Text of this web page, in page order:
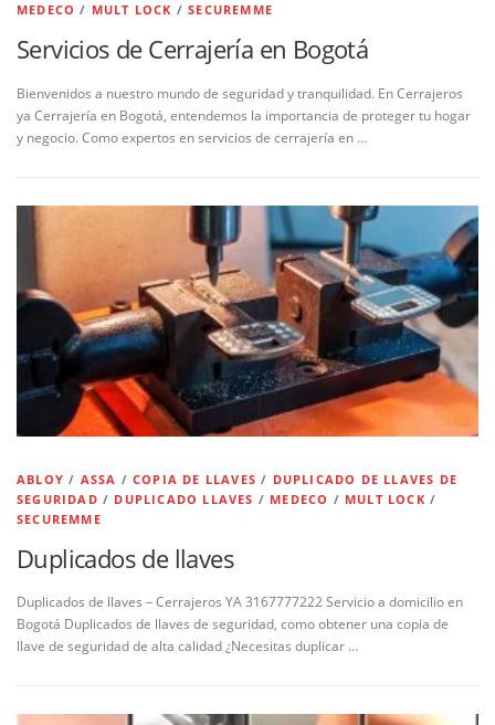
MEDECO / MULT LOCK /SECUREMME
Servicios de Cerrajería en Bogotá
Bienvenidos a nuestro mundo de seguridad y tranquilidad. En Cerrajeros
ya Cerrajería en Bogotá, entendemos la importancia de proteger tu hogar
y negocio. Como expertos en servicios de cerrajería en …
ABLOY / ASSA /COPIA DE LLAVES / DUPLICADO DE LLAVES DE
SEGURIDAD / DUPLICADO LLAVES / MEDECO / MULT LOCK /
SECUREMME
Duplicados de llaves
Duplicados de llaves – Cerrajeros YA 3167777222 Servicio a domicilio en
Bogotá Duplicados de llaves de seguridad, como obtener una copia de
llave de seguridad de alta calidad ¿Necesitas duplicar …